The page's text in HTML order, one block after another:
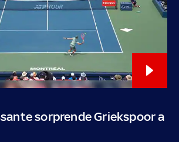
sorprende Griekspoor a